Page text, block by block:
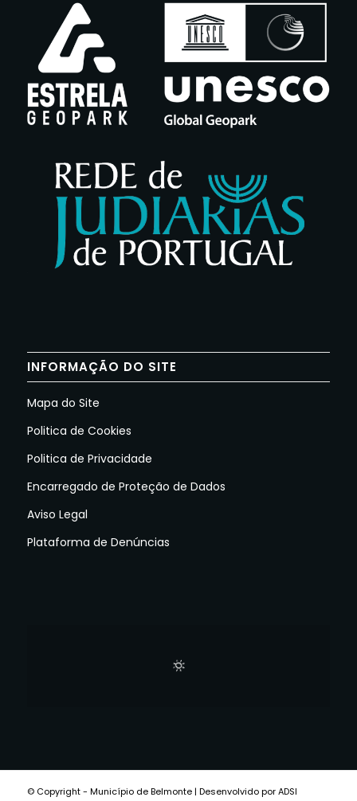
INFORMAÇÃO DO SITE
Mapa do Site
Politica de Cookies
Politica de Privacidade
Encarregado de Proteção de Dados
Aviso Legal
Plataforma de Denúncias
© Copyright - Município de Belmonte | Desenvolvido por ADSI